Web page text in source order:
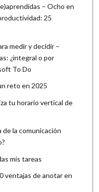
– Ocho en
25
medir y decidir –
¿integral o por
To Do
reto en 2025
tu horario vertical de
de la comunicación
mis tareas
ventajas de anotar en